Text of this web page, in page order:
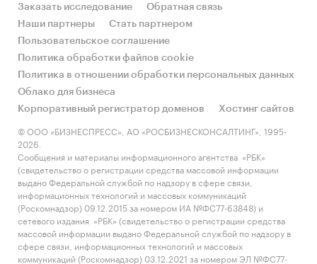
• Какое место регион занимает в России и в
своем федеральном округе по объему продаж
и по продажам на душу населения?
• К какому сегменту можно отнести рынок по
размеру и темпом роста (малый/крупный, с
опережающей динамикой/с отстающей
динамикой) в стратегической перспективе и в
текущей ситуации? Меняются ли позиции
региона с течением времени?
• Насколько рынок насыщен и какой у региона
потенциал роста, если сравнить его с
регионами со схожими доходами, со схожей
долей расходов на обувь и с соседними
регионами?
Заказать исследование
Обратная связь
Наши партнеры
Стать партнером
Пользовательское соглашение
Политика обработки файлов cookie
Политика в отношении обработки персональных данных
Облако для бизнеса
Корпоративный регистратор доменов
Хостинг сайтов
© ООО «БИЗНЕСПРЕСС», АО «РОСБИЗНЕСКОНСАЛТИНГ», 1995-
2026.
Сообщения и материалы информационного агентства «РБК»
(свидетельство о регистрации средства массовой информации
выдано Федеральной службой по надзору в сфере связи,
информационных технологий и массовых коммуникаций
(Роскомнадзор) 09.12.2015 за номером ИА №ФС77-63848) и
сетевого издания «РБК» (свидетельство о регистрации средства
массовой информации выдано Федеральной службой по надзору в
сфере связи, информационных технологий и массовых
коммуникаций (Роскомнадзор) 03.12.2021 за номером ЭЛ №ФС77-